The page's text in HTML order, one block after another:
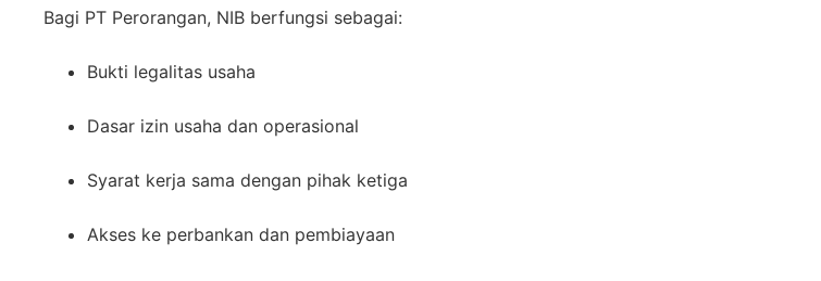
Bagi PT Perorangan, NIB berfungsi sebagai:
Bukti legalitas usaha
Dasar izin usaha dan operasional
Syarat kerja sama dengan pihak ketiga
Akses ke perbankan dan pembiayaan